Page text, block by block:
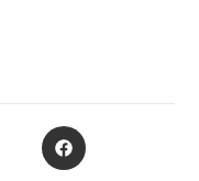
Opens
in